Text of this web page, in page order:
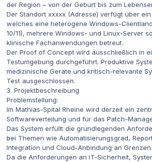
der Region – von der Geburt bis zum
Der Standort xxxxx (Adresse) verfügt über
welches eine heterogene Windows-
10/11), mehrere Windows- und Linux-Server
klinische Fachanwendungen betreut.
Der Proof of Concept wird ausschließlich in
Testumgebung durchgeführt. Produktive
medizinische Geräte und kritisch-relevante
Test ausgeschlossen.
3. Projektbeschreibung
Problemstellung:
Im Mathias-Spital Rheine wird derzeit ein
Softwareverteilung und für das Patch-
Das System erfüllt die grundlegenden
bei Themen wie Automatisierungsgrad,
Integration und Cloud-Anbindung an Grenzen.
Da die Anforderungen an IT-Sicherheit,